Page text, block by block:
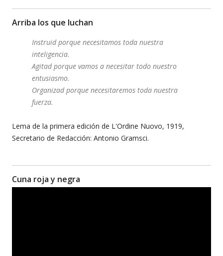
Arriba los que luchan
Instruid porque necesitamos toda nuestra
inteligencia.
Agitad porque vamos a necesitar todo nuestro
entusiasmo.
Organizad porque necesitaremos toda nuestra
fuerza.
Lema de la primera edición de L'Ordine Nuovo, 1919,
Secretario de Redacción: Antonio Gramsci.
Cuna roja y negra